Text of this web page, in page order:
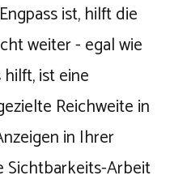
ist, hilft die
weiter - egal wie
ist eine
Reichweite in
in Ihrer
Sichtbarkeits-Arbeit